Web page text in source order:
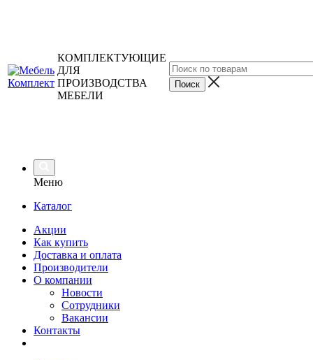
КОМПЛЕКТУЮЩИЕ
ДЛЯ
ПРОИЗВОДСТВА
МЕБЕЛИ
Меню
Каталог
Акции
Как купить
Доставка и оплата
Производители
О компании
Новости
Сотрудники
Вакансии
Контакты